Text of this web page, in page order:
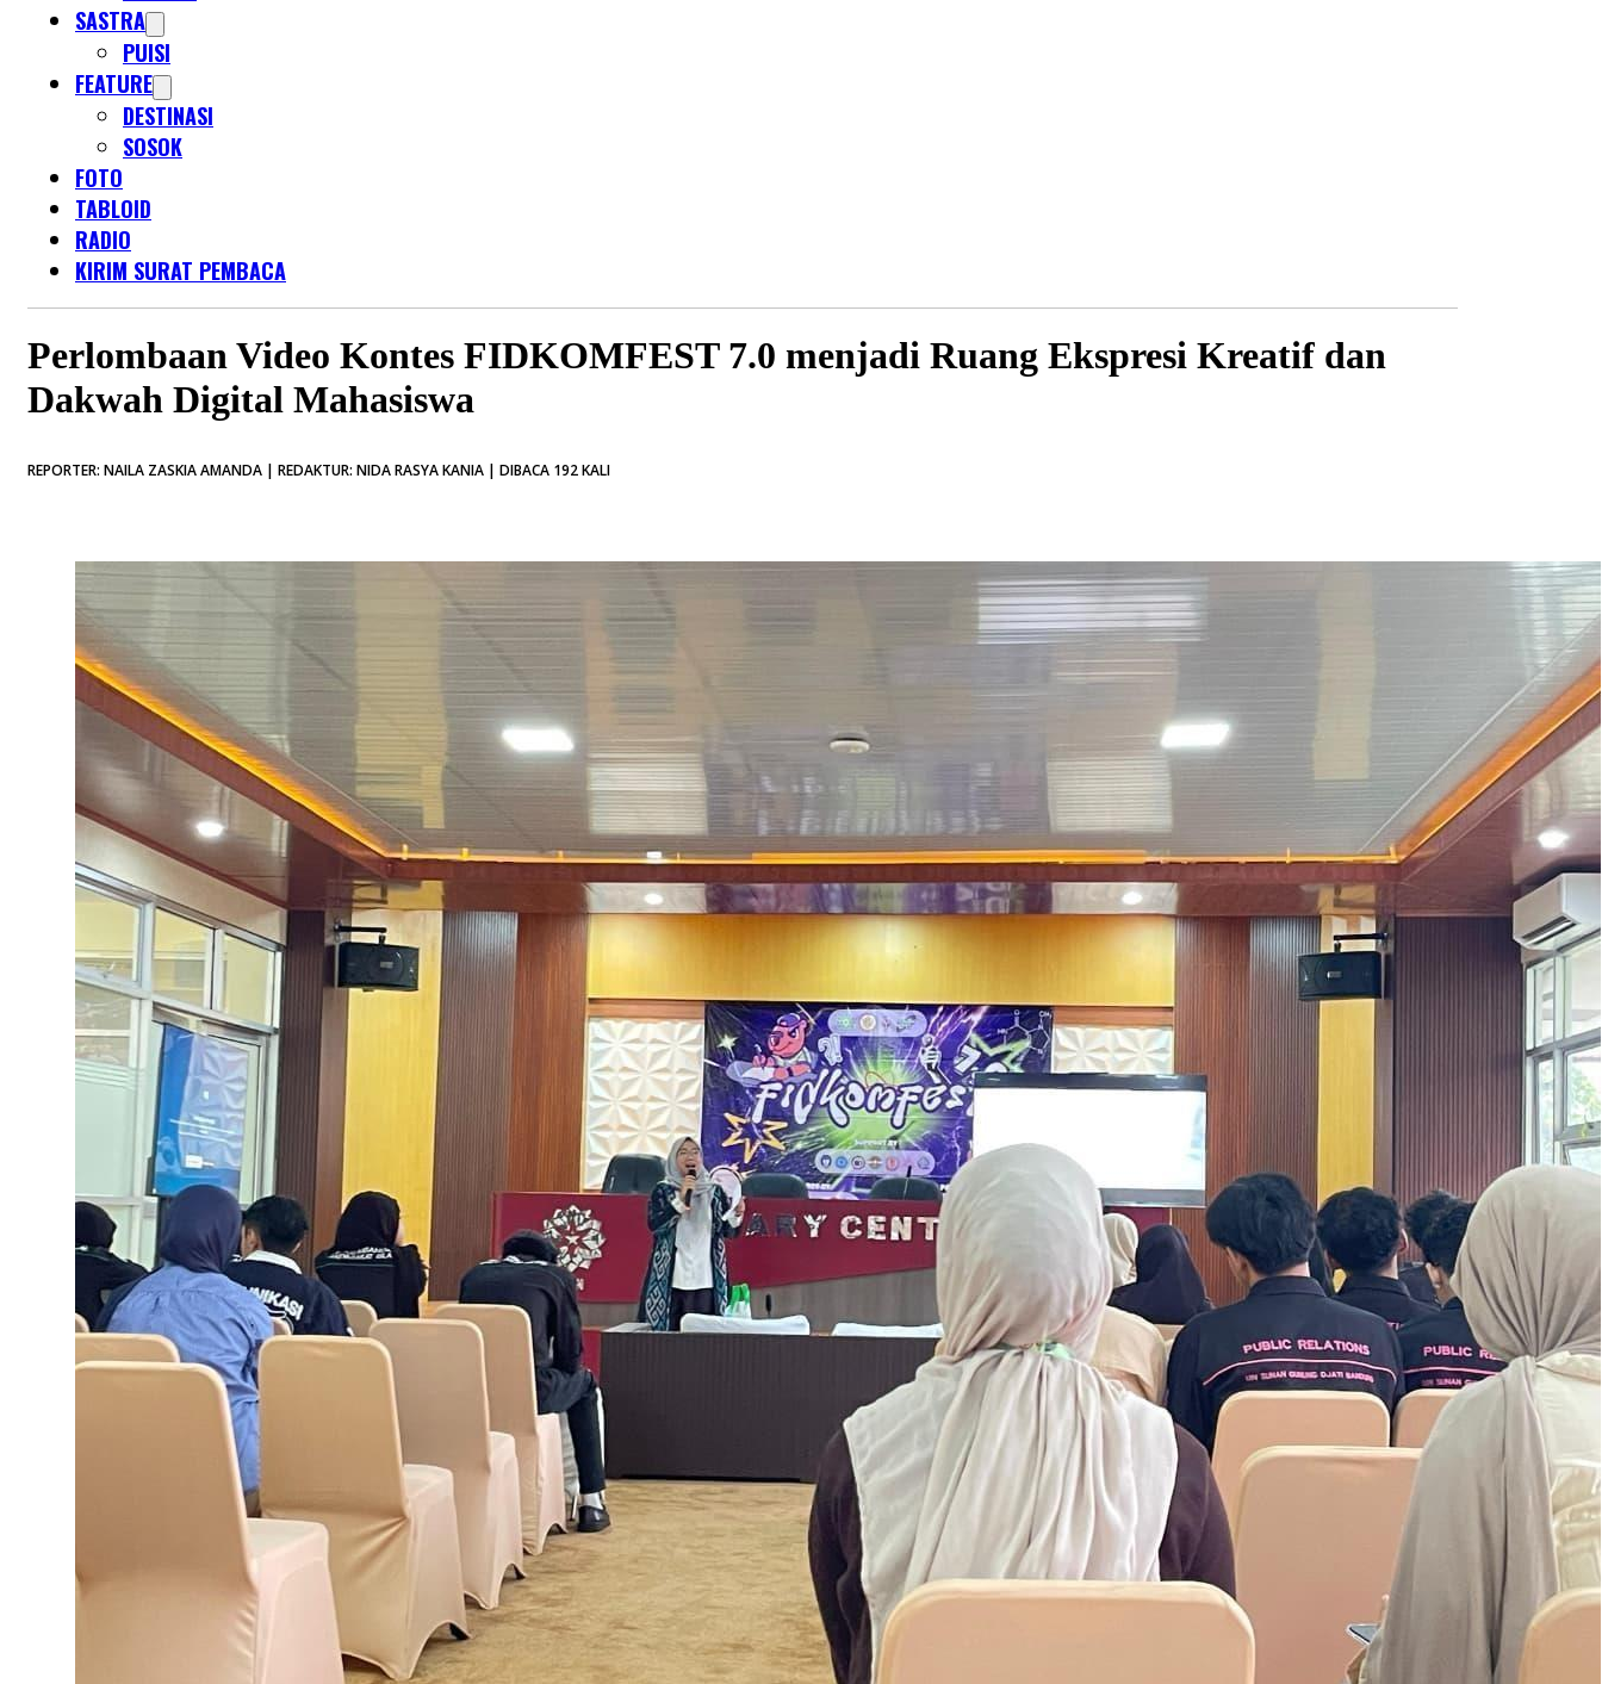
SASTRA
PUISI
FEATURE
DESTINASI
SOSOK
FOTO
TABLOID
RADIO
KIRIM SURAT PEMBACA
Perlombaan Video Kontes FIDKOMFEST 7.0 menjadi Ruang Ekspresi Kreatif dan
Dakwah Digital Mahasiswa
REPORTER: NAILA ZASKIA AMANDA | REDAKTUR: NIDA RASYA KANIA | DIBACA 192 KALI